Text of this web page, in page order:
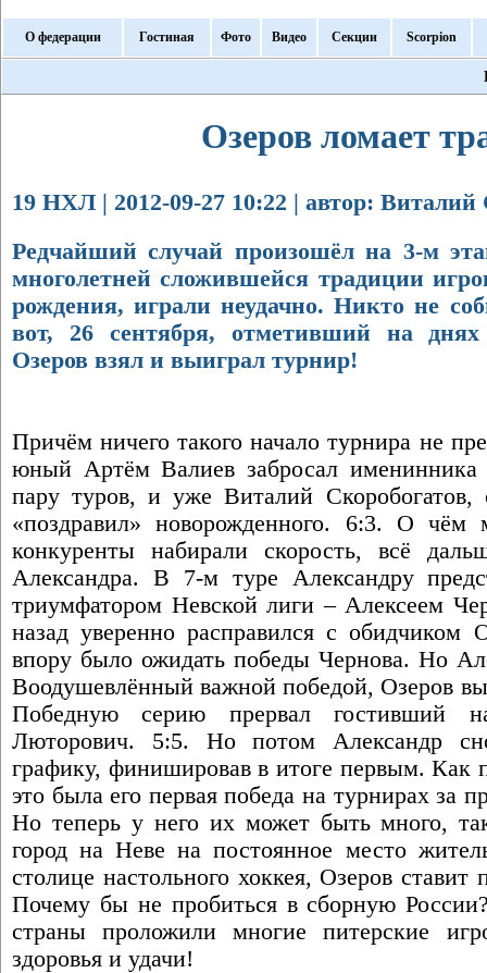
О федерации Гостиная Фото Видео Секции Scorpion
Озеров ломает
19 НХЛ | 2012-09-27 10:22 | автор: Виталий
Редчайший случай произошёл на 3-м
многолетней сложившейся традиции
рождения, играли неудачно. Никто не
вот, 26 сентября, отметивший на днях
Озеров взял и выиграл турнир!
Причём ничего такого начало турнира не
юный Артём Валиев забросал
пару туров, и уже Виталий
«поздравил» новорожденного. 6:3. О чём
конкуренты набирали скорость, всё
Александра. В 7-м туре Александру
триумфатором Невской лиги – Алексеем
назад уверенно расправился с
впору было ожидать победы Чернова. Но
Воодушевлённый важной победой, Озеров
Победную серию прервал гостивший
Люторович. 5:5. Но потом Александр
графику, финишировав в итоге первым. Как
это была его первая победа на турнирах за
Но теперь у него их может быть много,
город на Неве на постоянное место
столице настольного хоккея, Озеров
Почему бы не пробиться в сборную
страны проложили многие питерские
здоровья и удачи!